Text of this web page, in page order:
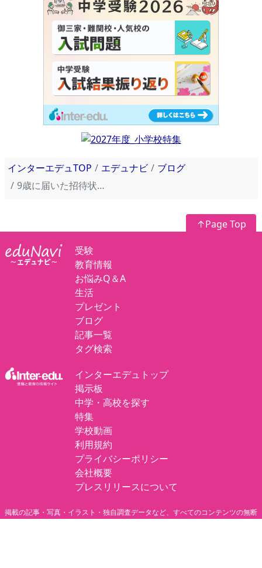
インターエデュTOP エデュナビ
ブログ
9歳に届いた招待状！保育園に小学生が集まる同窓会
↑Page Top
受験
教育情報
お悩みQ＆A
生活
プレゼント
ブログ
記事一覧
タグ検索
インターエデュトップ
掲示板
中学・高校を探す
特集
学校動画
利用規約
プライバシーポリシー
会社概要
プレスリリースについて
掲載の記事・写真・イラスト・独自調査データなど、すべてのコンテンツの無断